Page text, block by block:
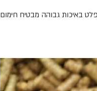
באיכות גבוהה מבטיח חימום